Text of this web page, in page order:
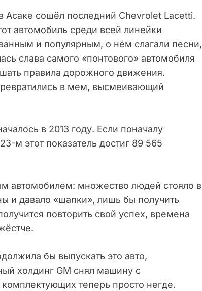
Асаке сошёл последний Chevrolet Lacetti.
автомобиль среди всей линейки
и популярным, о нём слагали песни,
слава самого «понтового» автомобиля
правила дорожного движения.
в мем, высмеивающий
в 2013 году. Если поначалу
м этот показатель достиг 89 565
автомобилем: множество людей стояло в
и давало «шапки», лишь бы получить
повторить свой успех, времена
бы выпускать это авто,
холдинг GM снял машину с
теперь просто негде.